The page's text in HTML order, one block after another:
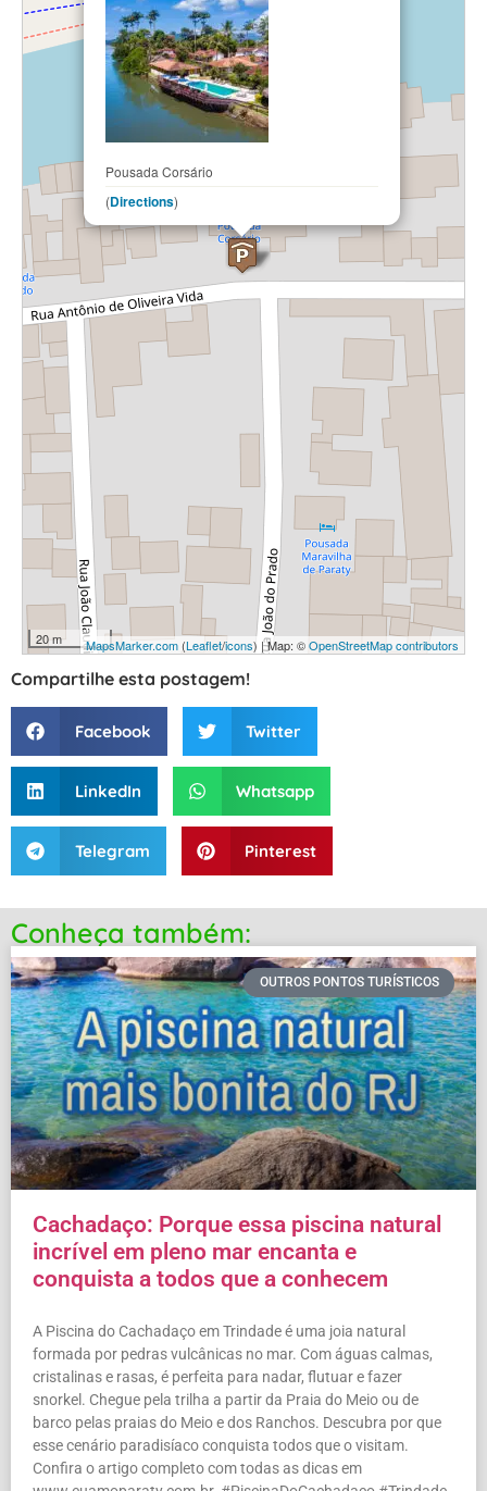
Pousada Corsário
(Directions)
20 m MapsMarker.com (Leaflet/icons) | Map: ©OpenStreetMap contributors
Compartilhe esta postagem!
Facebook Twitter
LinkedIn Whatsapp
Telegram Pinterest
Conheça também:
OUTROS PONTOS TURÍSTICOS
Cachadaço: Porque essa piscina natural
incrível em pleno mar encanta e
conquista a todos que a conhecem
A Piscina do Cachadaço em Trindade é uma joia natural
formada por pedras vulcânicas no mar. Com águas calmas,
cristalinas e rasas, é perfeita para nadar, flutuar e fazer
snorkel. Chegue pela trilha a partir da Praia do Meio ou de
barco pelas praias do Meio e dos Ranchos. Descubra por que
esse cenário paradisíaco conquista todos que o visitam.
Confira o artigo completo com todas as dicas em